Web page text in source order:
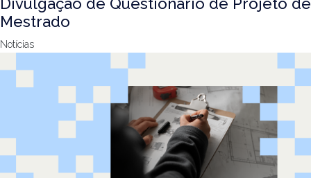
Mestrado
Notícias